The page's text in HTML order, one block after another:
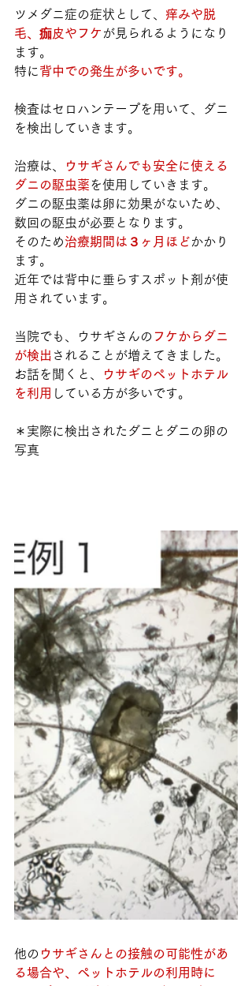
ツメダニ症の症状として、 痒みや脱
毛、痂皮やフケ が見られるようになり
ます。
特に 背中での発生が多いです。
検査はセロハンテープを用いて、ダニ
を検出していきます。
治療は、
ウサギさんでも安全に使える
ダニの駆虫薬を使用していきます。
ダニの駆虫薬は卵に効果がないため、
数回の駆虫が必要となります。
そのため治療期間は３ヶ月ほどかかり
ます。
近年では背中に垂らすスポット剤が使
用されています。
当院でも、ウサギさんの フケからダニ
が検出 されることが増えてきました。
お話を聞くと、
ウサギのペットホテル
を利用 している方が多いです。
＊実際に検出されたダニとダニの卵の
写真
他の ウサギさんとの接触の可能性があ
る場合や、ペットホテルの利用時に